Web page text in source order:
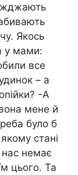
Якось
у мами:
все
– а
-А
мене й
було б
стані
немає
цього. Та